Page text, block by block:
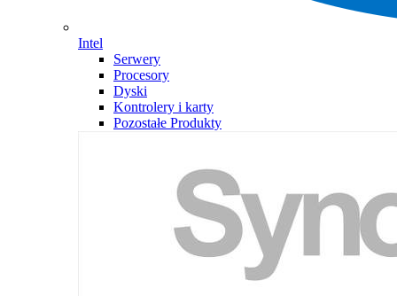
Intel
Serwery
Procesory
Dyski
Kontrolery i karty
Pozostałe Produkty